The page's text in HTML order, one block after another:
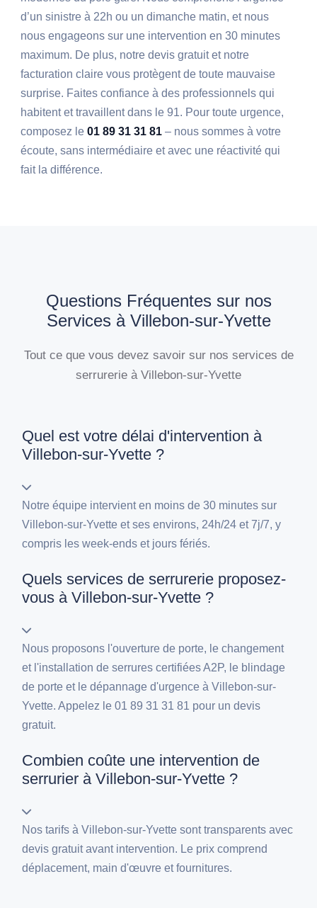
d’un sinistre à 22h ou un dimanche matin, et nous
nous engageons sur une intervention en 30 minutes
maximum. De plus, notre devis gratuit et notre
facturation claire vous protègent de toute mauvaise
surprise. Faites confiance à des professionnels qui
habitent et travaillent dans le 91. Pour toute urgence,
composez le01 89 31 31 81 – nous sommes à votre
écoute, sans intermédiaire et avec une réactivité qui
fait la différence.
Questions Fréquentes sur nos
Services à Villebon-sur-Yvette
Tout ce que vous devez savoir sur nos services de
serrurerie à Villebon-sur-Yvette
Quel est votre délai d'intervention à
Villebon-sur-Yvette ?
Notre équipe intervient en moins de 30 minutes sur
Villebon-sur-Yvette et ses environs, 24h/24 et 7j/7, y
compris les week-ends et jours fériés.
Quels services de serrurerie proposez-
vous à Villebon-sur-Yvette ?
Nous proposons l'ouverture de porte, le changement
et l'installation de serrures certifiées A2P, le blindage
de porte et le dépannage d'urgence à Villebon-sur-
Yvette. Appelez le 01 89 31 31 81 pour un devis
gratuit.
Combien coûte une intervention de
serrurier à Villebon-sur-Yvette ?
Nos tarifs à Villebon-sur-Yvette sont transparents avec
devis gratuit avant intervention. Le prix comprend
déplacement, main d'œuvre et fournitures.